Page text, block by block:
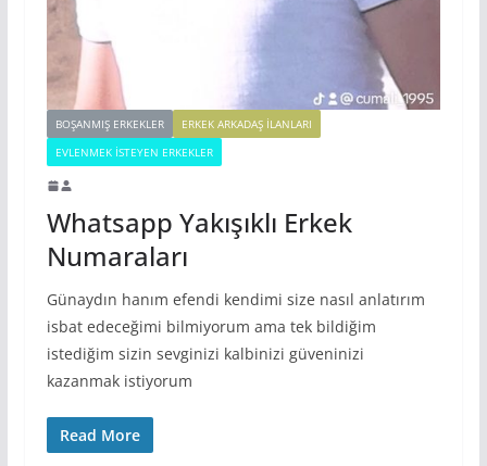
BOŞANMIŞ ERKEKLER
ERKEK ARKADAŞ ILANLARI
EVLENMEK İSTEYEN ERKEKLER
Whatsapp Yakışıklı Erkek
Numaraları
Günaydın hanım efendi kendimi size nasıl anlatırım
isbat edeceğimi bilmiyorum ama tek bildiğim
istediğim sizin sevginizi kalbinizi güveninizi
kazanmak istiyorum
Read More